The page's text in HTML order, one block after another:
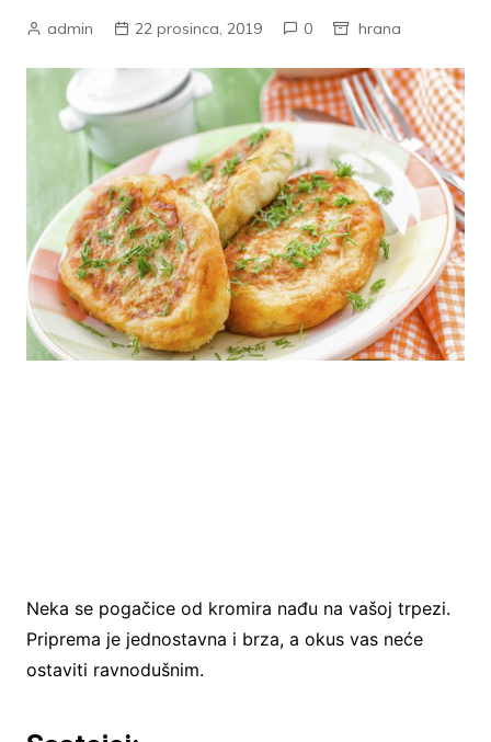
admin 22 prosinca, 2019 0 hrana
Neka se pogačice od kromira nađu na vašoj trpezi.
Priprema je jednostavna i brza, a okus vas neće
ostaviti ravnodušnim.